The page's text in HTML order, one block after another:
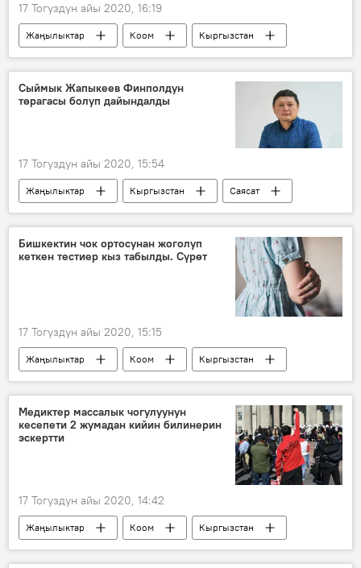
17 Тогуздун айы 2020, 16:19
Жаңылыктар Коом
Кыргызстан
Экономика
бажы
Райымбек Матраимов
коррупция
аныктоо
Сыймык Жапыкеев Финполдун
төрагасы болуп дайындалды
17 Тогуздун айы 2020, 15:54
Жаңылыктар Кыргызстан
Саясат
дайындоо
жетекчи
Бишкектин чок ортосунан жоголуп
кеткен тестиер кыз табылды. Сүрөт
17 Тогуздун айы 2020, 15:15
Жаңылыктар Коом
Кыргызстан
милиция
кыз
издөө
кайрылуу
Медиктер массалык чогулуунун
кесепети 2 жумадан кийин билинерин
эскертти
17 Тогуздун айы 2020, 14:42
Жаңылыктар Коом
Кыргызстан
коронавирус
Аида Исмаилова